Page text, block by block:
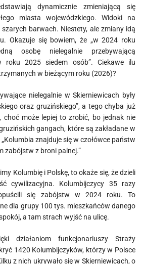
dynamicznie zmieniającą się
miasta wojewódzkiego. Widoki na
barwach. Niestety, ale zmiany idą
Okazuje się bowiem, że „w 2024 roku
osobę nielegalnie przebywającą
roku 2025 siedem osób”. Ciekawe ilu
w bieżącym roku (2026)?
nielegalnie w Skierniewicach były
oraz gruzińskiego”, a tego chyba już
choć może lepiej to zrobić, bo jednak nie
gangach, które są zakładane w
znajduje się w czołówce państw
zabójstw z broni palnej.”
Kolumbię i Polskę, to okaże się, że dzieli
cywilizacyjna. Kolumbijczycy 35 razy
się zabójstw w 2024 roku. To
dla grupy 100 tys. mieszkańców danego
a tam strach wyjść na ulicę.
działaniom funkcjonariuszy Straży
1420 Kolumbijczyków, którzy w Polsce
z nich ukrywało się w Skierniewicach, o